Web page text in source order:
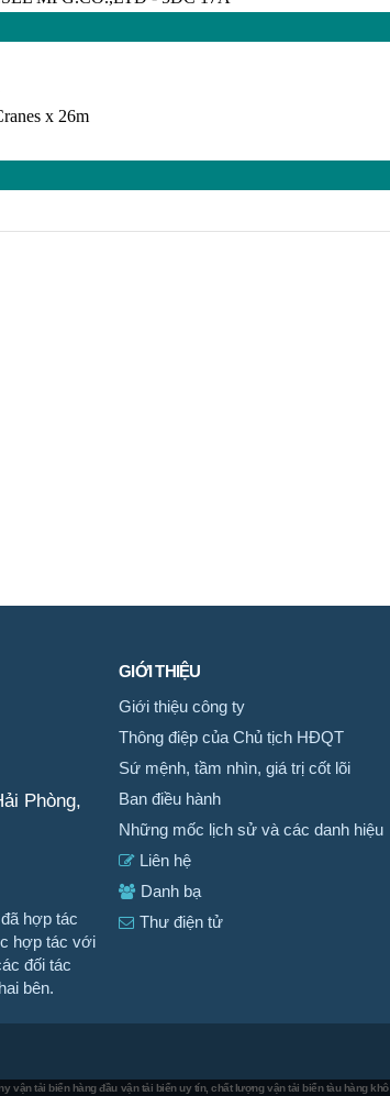
x 26m
Phòng,
hợp tác
hợp tác với
đối tác
bên.
GIỚI THIỆU
Giới thiệu công ty
Thông điệp của Chủ tịch HĐQT
Sứ mệnh, tầm nhìn, giá trị cốt lõi
Ban điều hành
Những mốc lịch sử và các danh hiệu
Liên hệ
Danh bạ
Thư điện tử
vận tải biển hàng đầu vận tải biển uy tín, chất lượng vận tải biển tàu hàng khô